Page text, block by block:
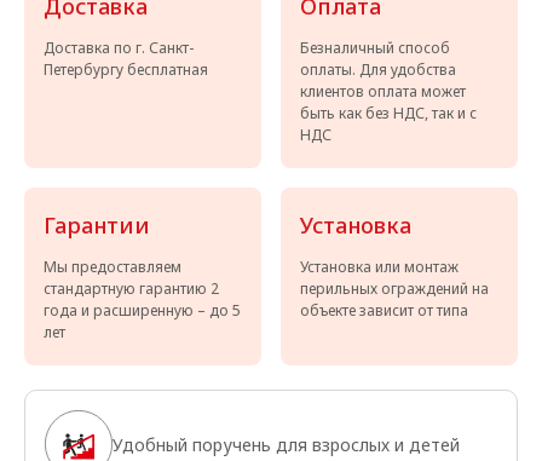
Доставка
Доставка по г. Санкт-
Петербургу бесплатная
Оплата
Безналичный способ
оплаты. Для удобства
клиентов оплата может
быть как без НДС, так и с
НДС
Гарантии
Мы предоставляем
стандартную гарантию 2
года и расширенную – до 5
лет
Установка
Установка или монтаж
перильных ограждений на
объекте зависит от типа
Удобный поручень для взрослых и детей